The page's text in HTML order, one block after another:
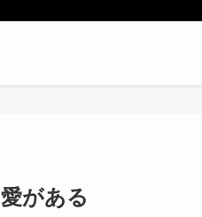
がある